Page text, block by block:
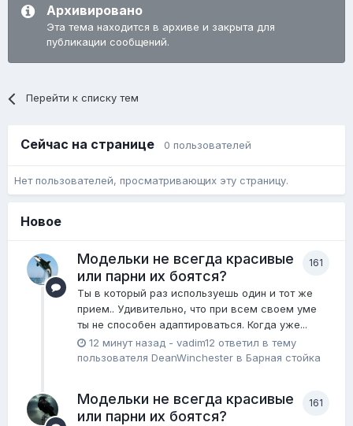
Архивировано
Эта тема находится в архиве и закрыта для
публикации сообщений.
Перейти к списку тем
Сейчас на странице 0 пользователей
Нет пользователей, просматривающих эту страницу.
Новое
161
Модельки не всегда красивые
или парни их боятся?
Ты в который раз используешь один и тот же
прием.. Удивительно, что при всем своем уме
ты не способен адаптироваться. Когда уже...
12 минут назад - vadim12 ответил в тему
пользователя DeanWinchester в Барная стойка
161
Модельки не всегда красивые
или парни их боятся?